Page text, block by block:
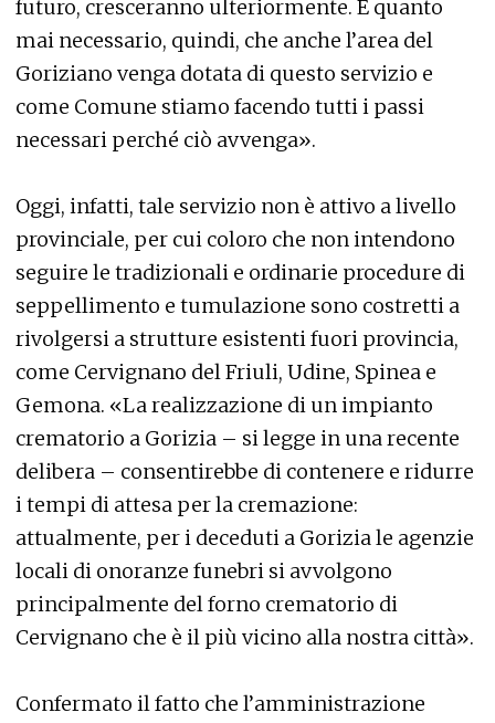
futuro, cresceranno ulteriormente. È quanto
mai necessario, quindi, che anche l’area del
Goriziano venga dotata di questo servizio e
come Comune stiamo facendo tutti i passi
necessari perché ciò avvenga».
Oggi, infatti, tale servizio non è attivo a livello
provinciale, per cui coloro che non intendono
seguire le tradizionali e ordinarie procedure di
seppellimento e tumulazione sono costretti a
rivolgersi a strutture esistenti fuori provincia,
come Cervignano del Friuli, Udine, Spinea e
Gemona. «La realizzazione di un impianto
crematorio a Gorizia – si legge in una recente
delibera – consentirebbe di contenere e ridurre
i tempi di attesa per la cremazione:
attualmente, per i deceduti a Gorizia le agenzie
locali di onoranze funebri si avvolgono
principalmente del forno crematorio di
Cervignano che è il più vicino alla nostra città».
Confermato il fatto che l’amministrazione